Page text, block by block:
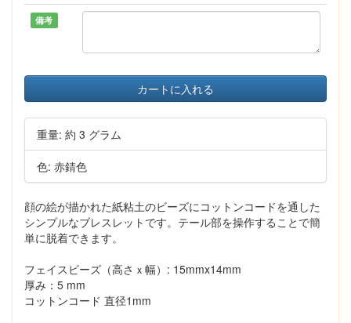
備考
カートに入れる
重量: 約 3 グラム
色: 赤錆色
顔の絵が描かれた紙粘土のビーズにコットンコードを通した
シンプルなブレスレットです。テール部を操作することで簡
単に脱着できます。
フェイスビーズ（高さｘ幅）: 15mmx14mm
厚み：5 mm
コットンコード 直径1mm